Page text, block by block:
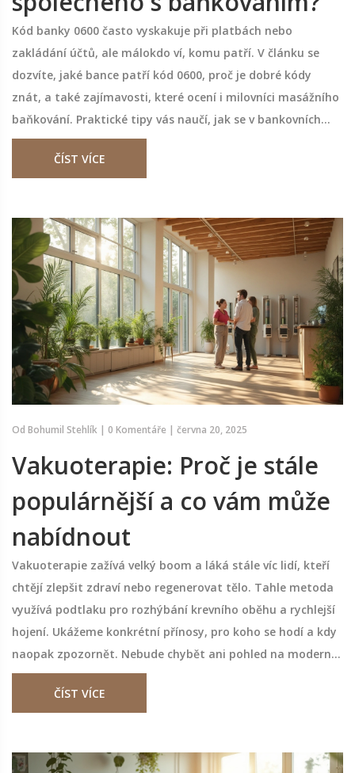
Kód banky 0600 často vyskakuje při platbách nebo
zakládání účtů, ale málokdo ví, komu patří. V článku se
dozvíte, jaké bance patří kód 0600, proč je dobré kódy
znát, a také zajímavosti, které ocení i milovníci masážního
baňkování. Praktické tipy vás naučí, jak se v bankovních
kódech neztratit, i jak předejít zbytečným chybám při
platbách. Přidáme i tip, jak si zapamatovat tento
ČÍST VÍCE
Od Bohumil Stehlík | 0 Komentáře | června 20, 2025
Vakuoterapie: Proč je stále
populárnější a co vám může
nabídnout
Vakuoterapie zažívá velký boom a láká stále víc lidí, kteří
chtějí zlepšit zdraví nebo regenerovat tělo. Tahle metoda
využívá podtlaku pro rozhýbání krevního oběhu a rychlejší
hojení. Ukážeme konkrétní přínosy, pro koho se hodí a kdy
naopak zpozornět. Nebude chybět ani pohled na moderní
trendy a praktické rady před první návštěvou. Ke slovu se
dostanou nejen zajímavosti, ale i jednoduché tipy, jak ze
ČÍST VÍCE